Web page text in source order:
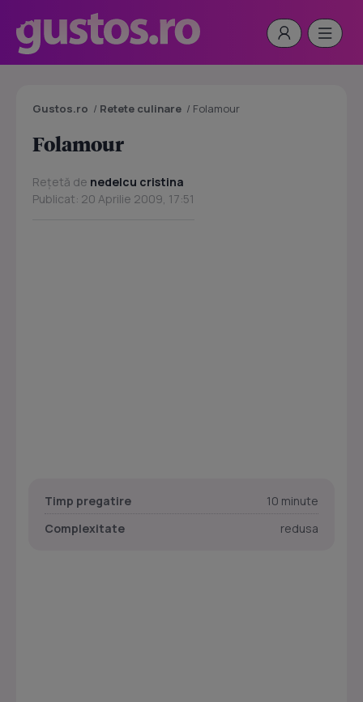
Gustos.ro / Retete culinare / Folamour
Folamour
Rețetă de nedelcu cristina
Publicat: 20 Aprilie 2009, 17:51
Timp pregatire
10 minute
Complexitate
redusa